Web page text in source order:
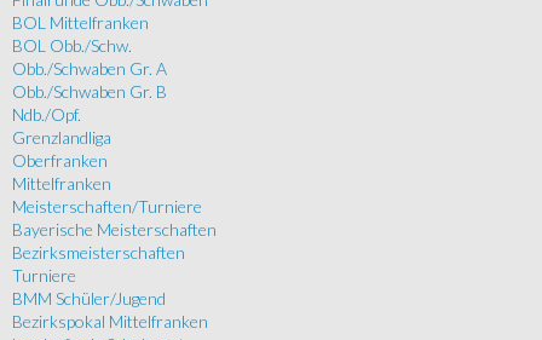
BOL Mittelfranken
BOL Obb./Schw.
Obb./Schwaben Gr. A
Obb./Schwaben Gr. B
Ndb./Opf.
Grenzlandliga
Oberfranken
Mittelfranken
Meisterschaften/Turniere
Bayerische Meisterschaften
Bezirksmeisterschaften
Turniere
BMM Schüler/Jugend
Bezirkspokal Mittelfranken